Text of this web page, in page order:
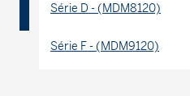
Série D - (MDM8120)
Série F - (MDM9120)